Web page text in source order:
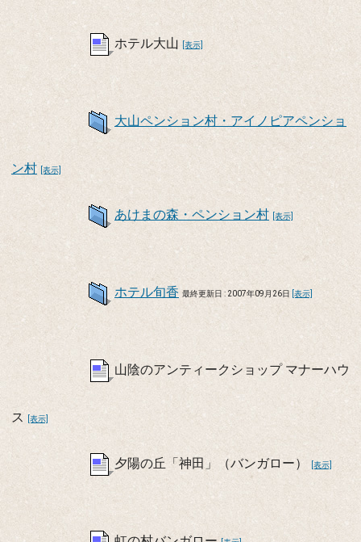
ホテル大山 [表示]
大山ペンション村・アイノピアペンショ
ン村 [表示]
あけまの森・ペンション村 [表示]
ホテル旬香 最終更新日 : 2007年09月26日 [表示]
山陰のアンティークショップ マナーハウ
ス [表示]
夕陽の丘「神田」（バンガロー） [表示]